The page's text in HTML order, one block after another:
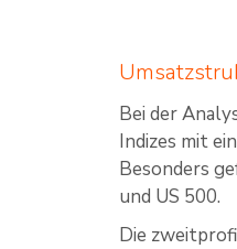
Bei der
Indizes mit
Besonders
und US 500.
Die